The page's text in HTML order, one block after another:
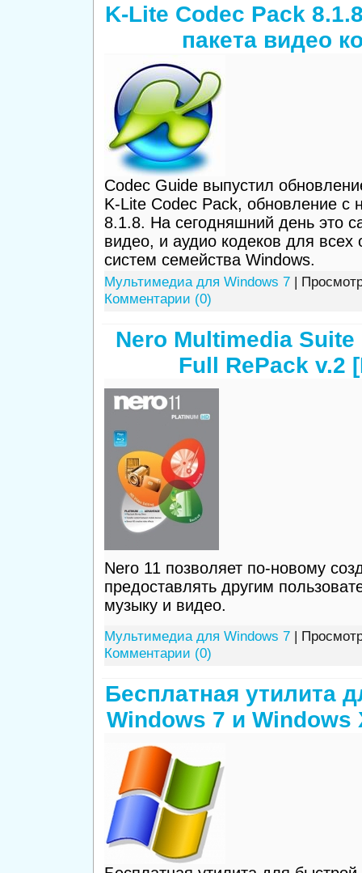
K-Lite Codec Pack
пакета видео
Codec Guide выпустил
K-Lite Codec Pack, обновление с
8.1.8. На сегодняшний день это
видео, и аудио кодеков для всех
систем семейства Windows.
Мультимедиа для Windows 7|
Комментарии (0)
Nero Multimedia Suite
Full RePack v.2
Nero 11 позволяет по-новому
предоставлять другим
музыку и видео.
Мультимедиа для Windows 7|
Комментарии (0)
Бесплатная утилита
Windows 7 и